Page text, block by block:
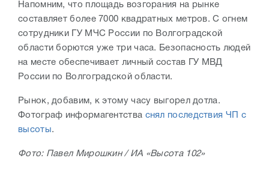
Напомним, что площадь возгорания на рынке
составляет более 7000 квадратных метров. С огнем
сотрудники ГУ МЧС России по Волгоградской
области борются уже три часа. Безопасность людей
на месте обеспечивает личный состав ГУ МВД
России по Волгоградской области.
Рынок, добавим, к этому часу выгорел дотла.
Фотограф информагентства снял последствия ЧП с
высоты.
Фото: Павел Мирошкин / ИА «Высота 102»